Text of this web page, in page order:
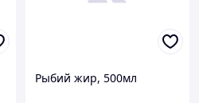
Рыбий жир, 500мл